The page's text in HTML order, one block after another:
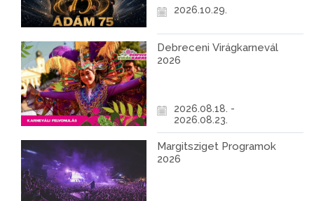
2026.10.29.
Debreceni Virágkarnevál
2026
2026.08.18. -
2026.08.23.
Margitsziget Programok
2026